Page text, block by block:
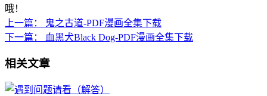
哦！
上一篇：
鬼之古道-PDF漫画全集下载
下一篇：
血黑犬Black Dog-PDF漫画全集下载
相关文章